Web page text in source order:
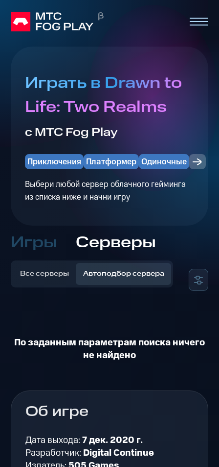
Играть в Drawn to
Life: Two Realms
с МТС Fog Play
Приключения Платформер Одиночные
Выбери любой сервер облачного гейминга
из списка ниже и начни игру
Игры Серверы
Все серверы Автоподбор сервера
По заданным параметрам поиска ничего
не найдено
Об игре
Дата выхода:7 дек. 2020 г.
Разработчик: Digital Continue